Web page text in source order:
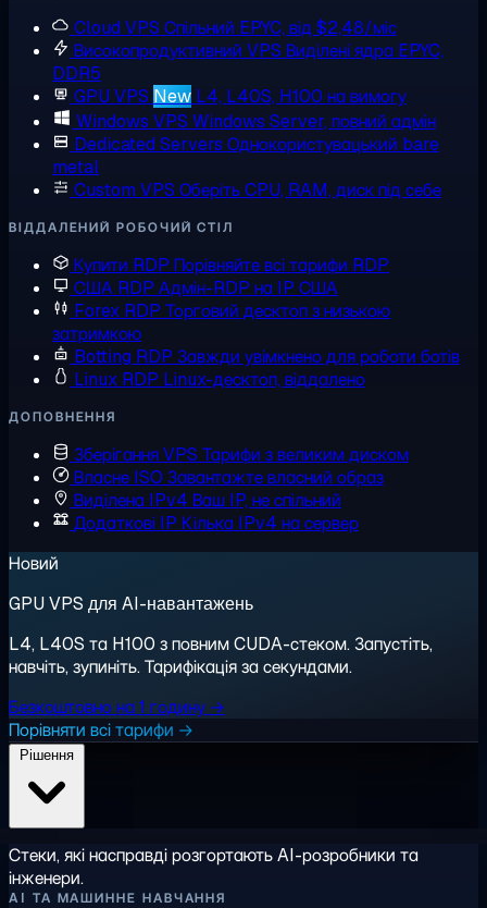
Cloud VPS Спільний EPYC, від $2,48/міс
Високопродуктивний VPS Виділені ядра EPYC,
DDR5
GPU VPS New L4, L40S, H100 на вимогу
Windows VPS Windows Server, повний адмін
Dedicated Servers Однокористувацький bare
metal
Custom VPS Оберіть CPU, RAM, диск під себе
ВІДДАЛЕНИЙ РОБОЧИЙ СТІЛ
Купити RDP Порівняйте всі тарифи RDP
США RDP Адмін-RDP на IP США
Forex RDP Торговий десктоп з низькою
затримкою
Botting RDP Завжди увімкнено для роботи ботів
Linux RDP Linux-десктоп, віддалено
ДОПОВНЕННЯ
Зберігання VPS Тарифи з великим диском
Власне ISO Завантажте власний образ
Виділена IPv4 Ваш IP, не спільний
Додаткові IP Кілька IPv4 на сервер
Новий
GPU VPS для AI-навантажень
L4, L40S та H100 з повним CUDA-стеком. Запустіть,
навчіть, зупиніть. Тарифікація за секундами.
Безкоштовно на 1 годину →
Порівняти всі тарифи →
Стеки, які насправді розгортають AI-розробники та
інженери.
AI ТА МАШИННЕ НАВЧАННЯ